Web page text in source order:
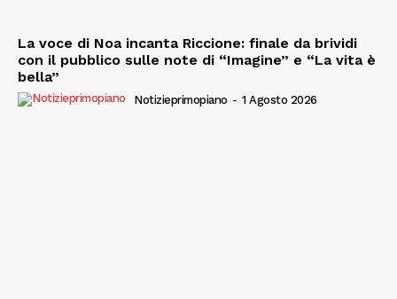
La voce di Noa incanta Riccione: finale da brividi
con il pubblico sulle note di “Imagine” e “La vita è
bella”
Notizieprimopiano - 1 Agosto 2026